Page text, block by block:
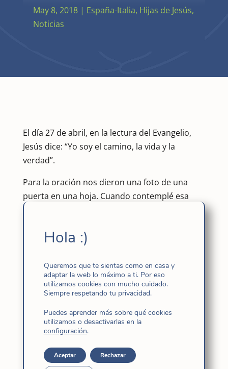
May 8, 2018| España-Italia, Hijas de Jesús,
Noticias
El día 27 de abril, en la lectura del Evangelio,
Jesús dice: “Yo soy el camino, la vida y la
verdad”.
Para la oración nos dieron una foto de una
puerta en una hoja. Cuando contemplé esa
foto, no quería entrar en esa puerta, porque
gusta más el camino, sentirme más libre, más
tengo que entrar en esa puerta para
descansar, rezar, comunicar, encontrar…
Al asistir a esta reunión de preparación de CG
XVIII, siento que estos seis años han sido un
camino, ahora necesitamos tener un tiempo
escuchar, retomar, renovar… más profundo.
Hola :)
Queremos que te sientas como en casa y
adaptar la web lo máximo a ti. Por eso
utilizamos cookies con mucho cuidado.
Siempre respetando tu privacidad.
Puedes aprender más sobre qué cookies
utilizamos o desactivarlas en la
configuración.
Aceptar Rechazar